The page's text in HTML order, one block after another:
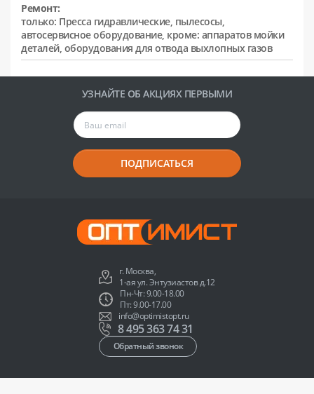
Ремонт:
только: Пресса гидравлические, пылесосы,
автосервисное оборудование, кроме: аппаратов мойки
деталей, оборудования для отвода выхлопных газов
УЗНАЙТЕ ОБ АКЦИЯХ ПЕРВЫМИ
ПОДПИСАТЬСЯ
г. Москва,
1-ая ул. Энтузиастов д.12
Пн-Чт: 9.00-18.00
Пт: 9.00-17.00
info@optimistopt.ru
8 495 363 74 31
Обратный звонок